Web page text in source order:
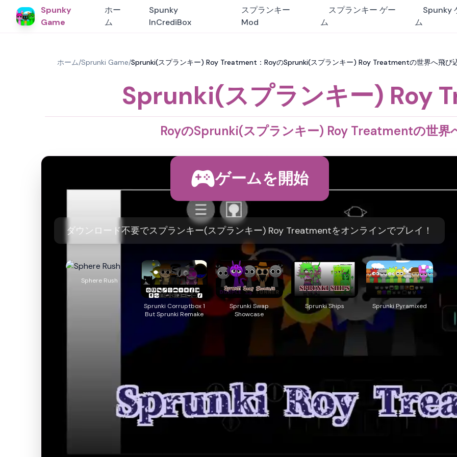
Spunky
Game
ホー
ム
Spunky
InCrediBox
スプランキー
Mod
スプランキー ゲー
ム
Spunky
ム
ホーム/Sprunki Game/Sprunki(スプランキー) Roy Treatment：RoyのSprunki(スプランキー) Roy Treatmentの世界へ飛び
Sprunki(スプランキー) Roy
RoyのSprunki(スプランキー) Roy Treatmentの世界
ゲームを開始
ダウンロード不要でスプランキー(スプランキー) Roy Treatmentをオンラインでプレイ！
Sphere Rush
Sprunki Corruptbox 1
But Sprunki Remake
Sprunki Swap
Showcase
Sprunki Ships Sprunki Pyramixed